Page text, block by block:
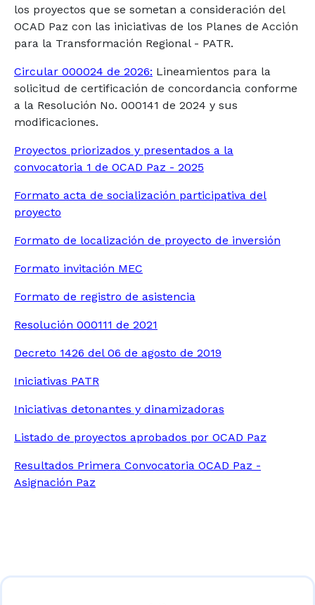
los proyectos que se sometan a consideración del
OCAD Paz con las iniciativas de los Planes de Acción
para la Transformación Regional - PATR.
Circular 000024 de 2026: Lineamientos para la
solicitud de certificación de concordancia conforme
a la Resolución No. 000141 de 2024 y sus
modificaciones.
Proyectos priorizados y presentados a la
convocatoria 1 de OCAD Paz - 2025
Formato acta de socialización participativa del
proyecto
Formato de localización de proyecto de inversión
Formato invitación MEC
Formato de registro de asistencia
Resolución 000111 de 2021
Decreto 1426 del 06 de agosto de 2019
Iniciativas PATR
Iniciativas detonantes y dinamizadoras
Listado de proyectos aprobados por OCAD Paz
Resultados Primera Convocatoria OCAD Paz -
Asignación Paz